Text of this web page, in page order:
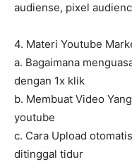
audiense, pixel
4. Materi Youtube
a. Bagaimana
dengan 1x klik
b. Membuat Video
youtube
c. Cara Upload
ditinggal tidur